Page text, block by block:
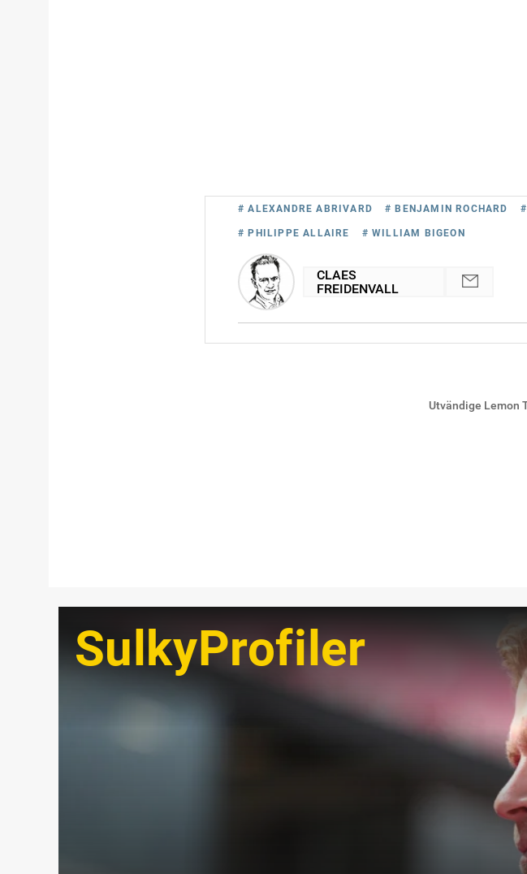
Utvändige Lemon
# ALEXANDRE ABRIVARD # BENJAMIN ROCHARD
# PHILIPPE ALLAIRE # WILLIAM BIGEON
CLAES
FREIDENVALL
SulkyProfiler